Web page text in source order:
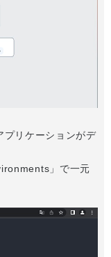
リケーションがデ
」で一元